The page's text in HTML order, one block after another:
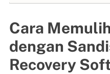
Cara
dengan
Recovery